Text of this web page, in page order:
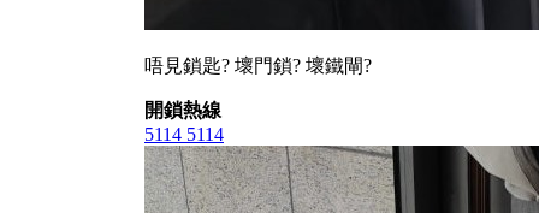
唔見鎖匙? 壞門鎖? 壞鐵閘?
開鎖熱線
5114 5114